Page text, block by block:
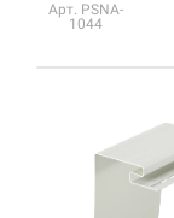
Арт. PSNA-
1044